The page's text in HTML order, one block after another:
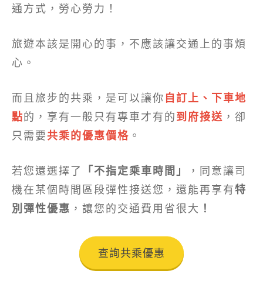
通方式，勞心勞力！
旅遊本該是開心的事，不應該讓交通上的事煩
心。
而且旅步的共乘，是可以讓你 自訂上、下車地
點的，享有一般只有專車才有的到府接送 ，卻
只需要共乘的優惠價格 。
若您還選擇了 「不指定乘車時間」
，同意讓司
機在某個時間區段彈性接送您，還能再享有特
別彈性優惠 ，讓您的交通費用省很大 ！
查詢共乘優惠